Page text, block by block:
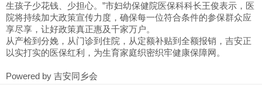
生孩子少花钱、少担心。”市妇幼保健院医保科科长王俊表示，医
院将持续加大政策宣传力度，确保每一位符合条件的参保群众应
享尽享，让好政策真正惠及千家万户。
从产检到分娩，从门诊到住院，从定额补贴到全额报销，吉安正
以实打实的医保红利，为生育家庭织密织牢健康保障网。
Powered by 吉安同乡会